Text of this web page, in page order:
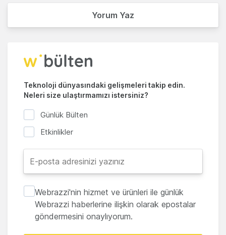
Yorum Yaz
Teknoloji dünyasındaki gelişmeleri takip edin.
Neleri size ulaştırmamızı istersiniz?
Günlük Bülten
Etkinlikler
Webrazzi'nin hizmet ve ürünleri ile günlük
Webrazzi haberlerine ilişkin olarak epostalar
göndermesini onaylıyorum.